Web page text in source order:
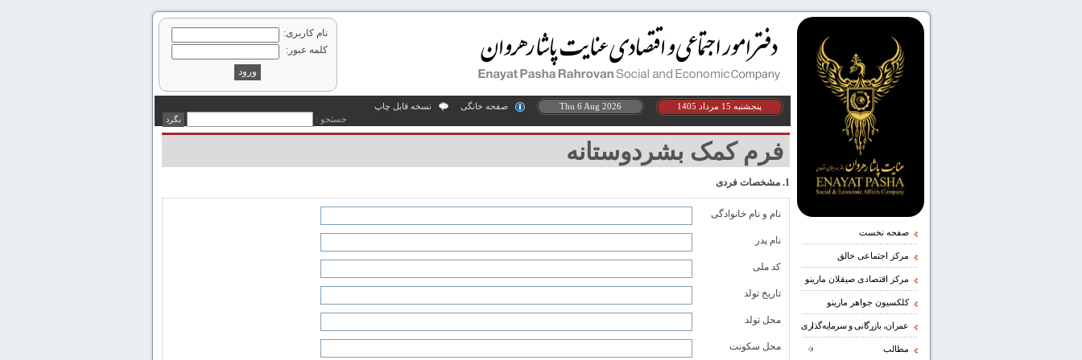
نام کاربری:
کلمه عبور:
پنجشنبه 15 مرداد 1405 Thu 6 Aug 2026 صفحه خانگی
نسخه قابل چاپ
جستجو :
صفحه نخست
مرکز اجتماعی خالق
مرکز اقتصادی صیقلان مارینو
کلکسیون جواهر مارینو
عمران، بازرگانی و سرمایه‌گذاری
مطالب
فرم کمک بشردوستانه
1. مشخصات فردی
نام و نام خانوادگی
نام پدر
کد ملی
تاریخ تولد
محل تولد
محل سکونت